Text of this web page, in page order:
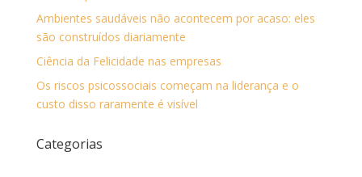
Ambientes saudáveis não acontecem por acaso: eles
são construídos diariamente
Ciência da Felicidade nas empresas
Os riscos psicossociais começam na liderança e o
custo disso raramente é visível
Categorias